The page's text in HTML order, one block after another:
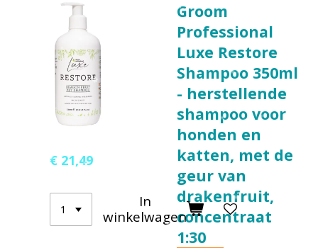
Groom
Professional
Luxe Restore
Shampoo 350ml
- herstellende
shampoo voor
honden en
katten, met de
geur van
drakenfruit,
concentraat
1:30
€ 21,49
In
winkelwagen